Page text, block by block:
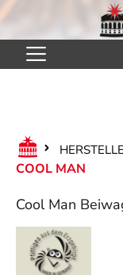
Zum Hauptinhalt
COOL MAN
Cool Man